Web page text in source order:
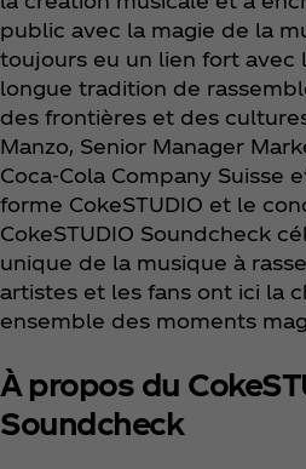
public avec la magie de la
toujours eu un lien fort avec
longue tradition de
des frontières et des
Manzo, Senior Manager
Coca‑Cola Company Suisse
forme CokeSTUDIO et le
CokeSTUDIO Soundcheck
unique de la musique à
artistes et les fans ont ici la
ensemble des moments
À propos du
Soundcheck